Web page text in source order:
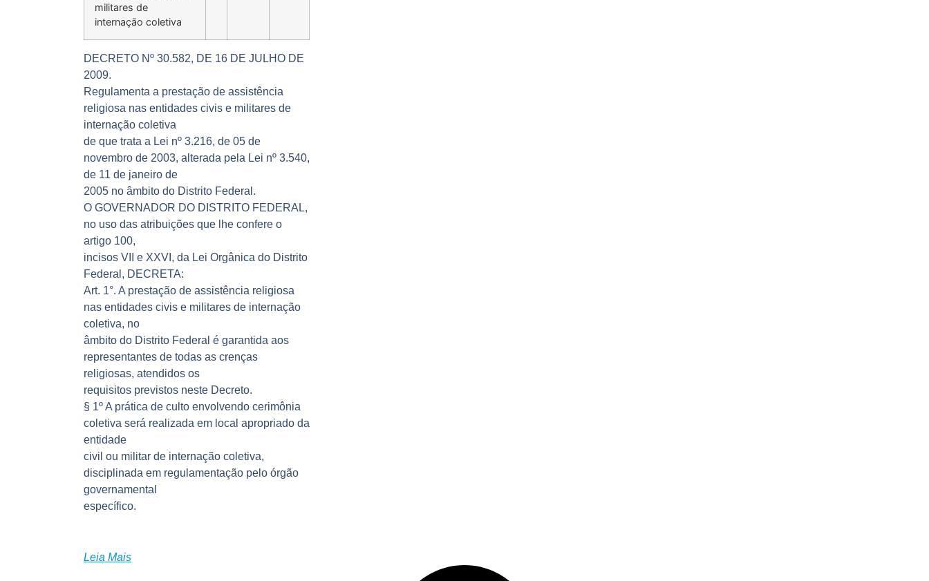
militares de
internação coletiva
DECRETO Nº 30.582, DE 16 DE JULHO DE
2009.
Regulamenta a prestação de assistência
religiosa nas entidades civis e militares de
internação coletiva
de que trata a Lei nº 3.216, de 05 de
novembro de 2003, alterada pela Lei nº 3.540,
de 11 de janeiro de
2005 no âmbito do Distrito Federal.
O GOVERNADOR DO DISTRITO FEDERAL,
no uso das atribuições que lhe confere o
artigo 100,
incisos VII e XXVI, da Lei Orgânica do Distrito
Federal, DECRETA:
Art. 1°. A prestação de assistência religiosa
nas entidades civis e militares de internação
coletiva, no
âmbito do Distrito Federal é garantida aos
representantes de todas as crenças
religiosas, atendidos os
requisitos previstos neste Decreto.
§ 1º A prática de culto envolvendo cerimônia
coletiva será realizada em local apropriado da
entidade
civil ou militar de internação coletiva,
disciplinada em regulamentação pelo órgão
governamental
específico.
Leia Mais